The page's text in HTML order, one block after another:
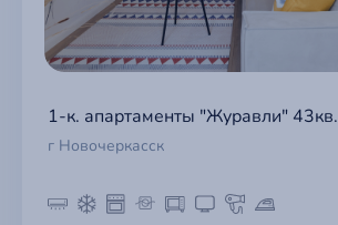
1-к. апартаменты "Журавли" 43кв.
г Новочеркасск